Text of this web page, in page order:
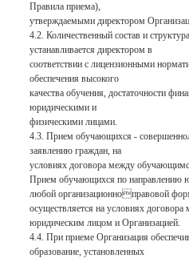
Правила приема),
утверждаемыми директором
4.2. Количественный состав и
устанавливается директором в
соответствии с лицензионными
обеспечения высокого
качества обучения, достаточности
юридическими и
физическими лицами.
4.3. Прием обучающихся -
заявлению граждан, на
условиях договора между
Прием обучающихся по направлению
любой организационноправовой
осуществляется на условиях договора
юридическим лицом и Организацией.
4.4. При приеме Организация
образование, установленных